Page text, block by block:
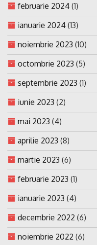
februarie 2024 (1)
ianuarie 2024 (13)
noiembrie 2023 (10)
octombrie 2023 (5)
septembrie 2023 (1)
iunie 2023 (2)
mai 2023 (4)
aprilie 2023 (8)
martie 2023 (6)
februarie 2023 (1)
ianuarie 2023 (4)
decembrie 2022 (6)
noiembrie 2022 (6)